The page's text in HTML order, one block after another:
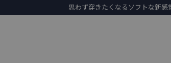
思わず穿きたくなるソフトな新感